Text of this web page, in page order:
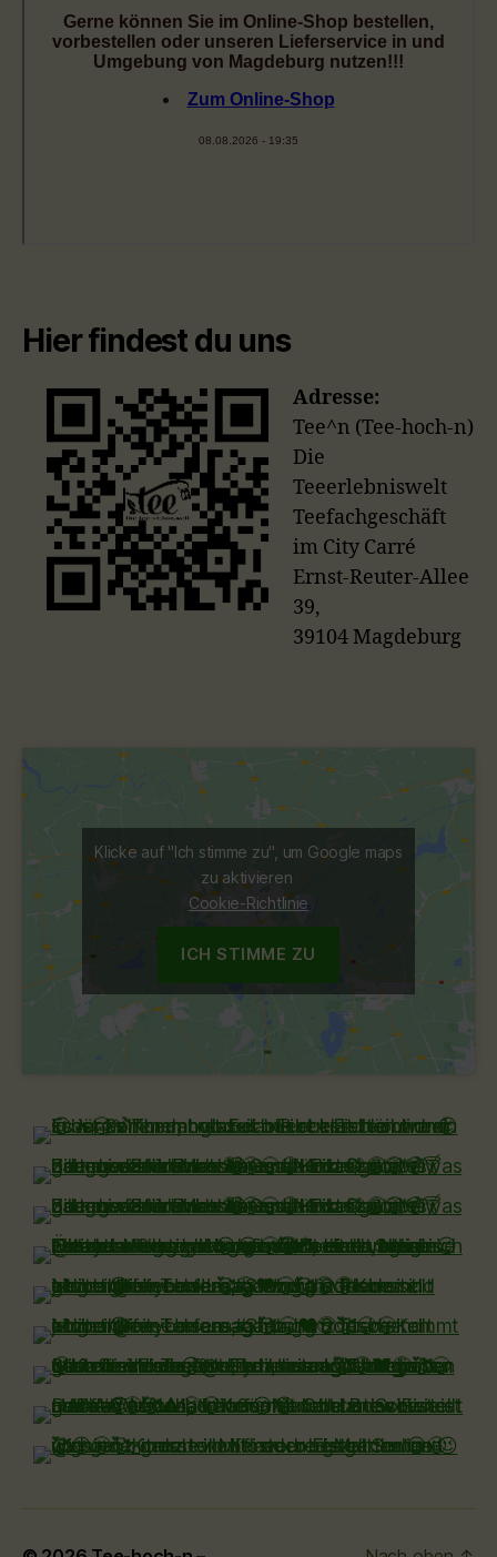
Hier findest du uns
Adresse:
Tee^n (Tee-hoch-n)
Die
Teeerlebniswelt
Teefachgeschäft
im City Carré
Ernst-Reuter-Allee
39,
39104 Magdeburg
Klicke auf "Ich stimme zu", um Google maps
zu aktivieren
Cookie-Richtlinie
ICH STIMME ZU